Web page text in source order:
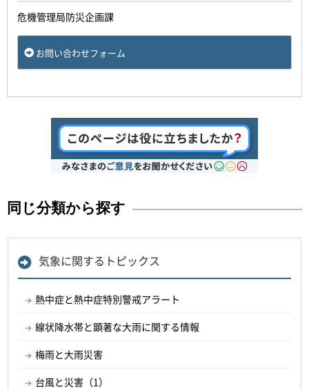
危機管理局防災企画課
お問い合わせフォーム
同じ分類から探す
気象に関するトピックス
熱中症と熱中症特別警戒アラート
線状降水帯と顕著な大雨に関する情報
梅雨と大雨災害
台風と災害（1）